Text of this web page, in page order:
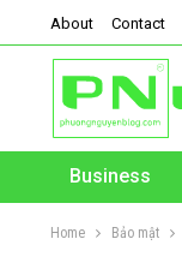
About Contact
Business
Home Bảo mật